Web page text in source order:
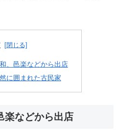
、邑楽などから出店
に囲まれた古民家
楽などから出店